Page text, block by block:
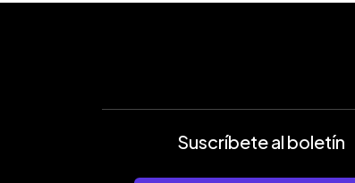
Suscríbete al boletín